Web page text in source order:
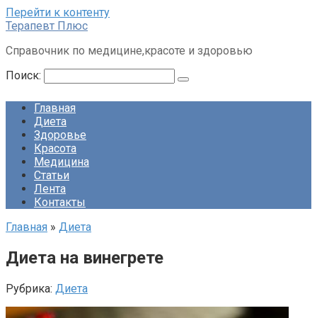
Перейти к контенту
Терапевт Плюс
Справочник по медицине,красоте и здоровью
Поиск:
Главная
Диета
Здоровье
Красота
Медицина
Статьи
Лента
Контакты
Главная » Диета
Диета на винегрете
Рубрика: Диета